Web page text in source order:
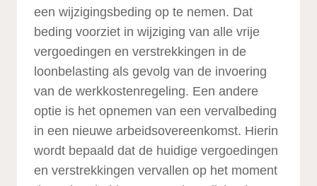
een wijzigingsbeding op te nemen. Dat
beding voorziet in wijziging van alle vrije
vergoedingen en verstrekkingen in de
loonbelasting als gevolg van de invoering
van de werkkostenregeling. Een andere
optie is het opnemen van een vervalbeding
in een nieuwe arbeidsovereenkomst. Hierin
wordt bepaald dat de huidige vergoedingen
en verstrekkingen vervallen op het moment